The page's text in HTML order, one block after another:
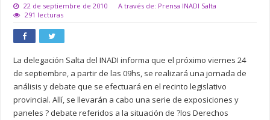
22 de septiembre de 2010
A través de: Prensa INADI Salta
291 lecturas
La delegación Salta del INADI informa que el próximo viernes 24
de septiembre, a partir de las 09hs, se realizará una jornada de
análisis y debate que se efectuará en el recinto legislativo
provincial. Allí, se llevarán a cabo una serie de exposiciones y
paneles ? debate referidos a la situación de ?los Derechos